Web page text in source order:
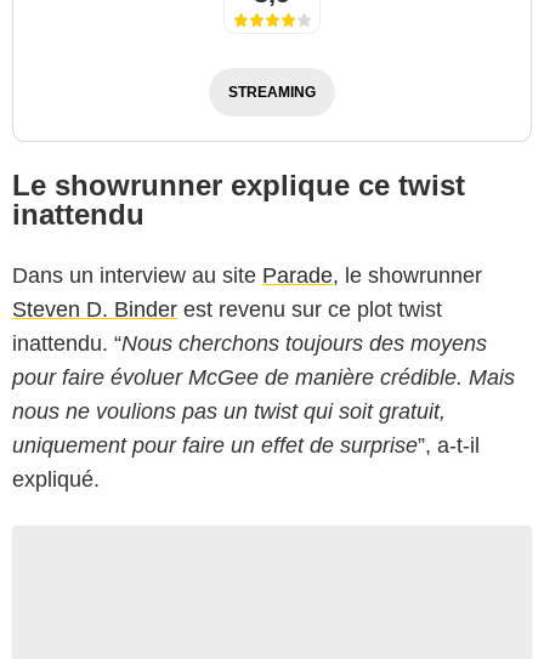
STREAMING
Le showrunner explique ce twist
inattendu
Dans un interview au site Parade, le showrunner
Steven D. Binder est revenu sur ce plot twist
inattendu. “Nous cherchons toujours des moyens
pour faire évoluer McGee de manière crédible. Mais
nous ne voulions pas un twist qui soit gratuit,
uniquement pour faire un effet de surprise”, a-t-il
expliqué.